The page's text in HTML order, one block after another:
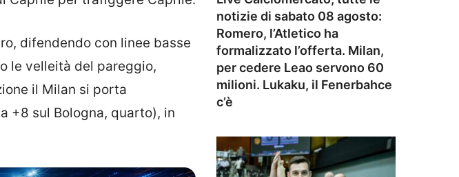
difendendo con linee basse
le velleità del pareggio,
il Milan si porta
+8 sul Bologna, quarto), in
notizie di sabato 08 agosto:
Romero, l’Atletico ha
formalizzato l’offerta. Milan,
per cedere Leao servono 60
milioni. Lukaku, il Fenerbahce
c’è